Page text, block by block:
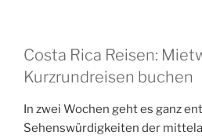
Costa Rica Reisen:
Kurzrundreisen buchen
In zwei Wochen geht es ganz
Sehenswürdigkeiten der